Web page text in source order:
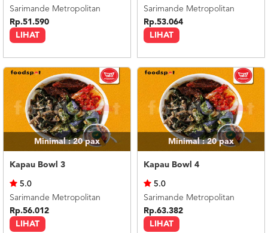
LIHAT
Sarimande Metropolitan
Rp.51.590
LIHAT
Sarimande Metropolitan
Rp.53.064
Minimal : 20pax
Kapau Bowl 3
LIHAT
5.0
Sarimande Metropolitan
Rp.56.012
Minimal : 20pax
Kapau Bowl 4
LIHAT
5.0
Sarimande Metropolitan
Rp.63.382